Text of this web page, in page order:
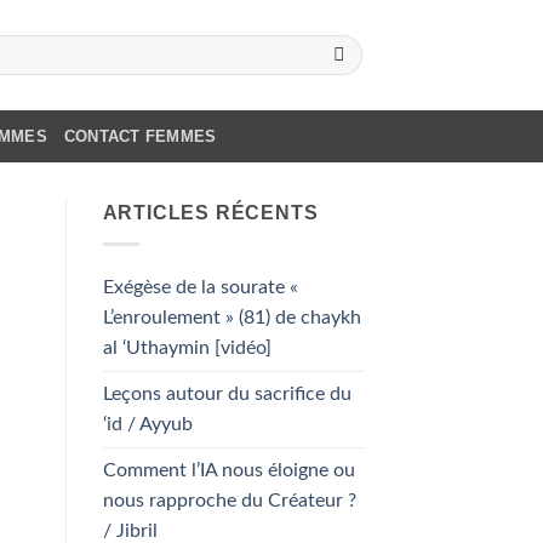
CONTACT FEMMES
ARTICLES RÉCENTS
Exégèse de la sourate «
L’enroulement » (81) de chaykh
al ‘Uthaymin [vidéo]
Leçons autour du sacrifice du
‘id / Ayyub
Comment l’IA nous éloigne ou
nous rapproche du Créateur ?
/ Jibril